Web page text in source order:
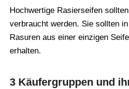
Hochwertige Rasierseifen
verbraucht werden. Sie sollten
Rasuren aus einer einzigen
erhalten.
3 Käufergruppen und